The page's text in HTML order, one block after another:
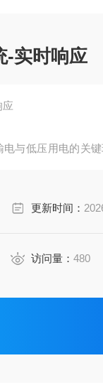
-实时响应
应
与低压用电的关
智能配电监测方案
更新时间：
访问量： 480